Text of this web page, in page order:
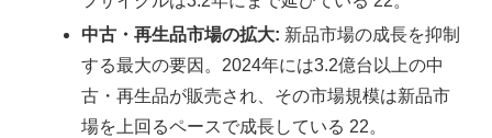
中古・再生品市場の拡大: 新品市場の成長を抑制
する最大の要因。2024年には3.2億台以上の中
古・再生品が販売され、その市場規模は新品市
場を上回るペースで成長している 22。